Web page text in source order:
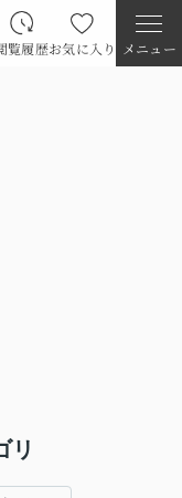
覧履歴お気に入り メニュー
リ